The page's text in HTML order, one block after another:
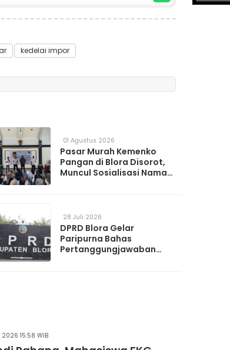
kedelai impor
01 Agustus 2026
Pasar Murah Kemenko
Pangan di Blora Disorot,
Muncul Sosialisasi Nama
28 Juli 2026
DPRD Blora Gelar
Paripurna Bahas
Pertanggungjawaban
15:58 WIB